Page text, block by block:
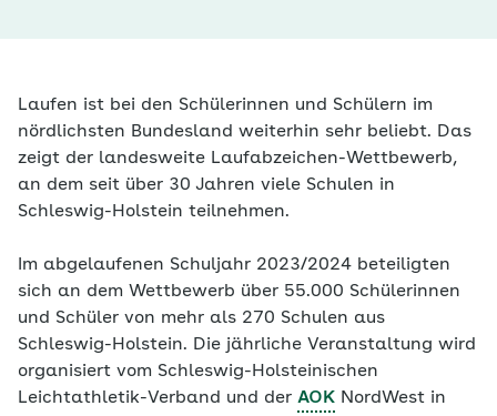
Laufen ist bei den Schülerinnen und Schülern im
nördlichsten Bundesland weiterhin sehr beliebt. Das
zeigt der landesweite Laufabzeichen-Wettbewerb,
an dem seit über 30 Jahren viele Schulen in
Schleswig-Holstein teilnehmen.
Im abgelaufenen Schuljahr 2023/2024 beteiligten
sich an dem Wettbewerb über 55.000 Schülerinnen
und Schüler von mehr als 270 Schulen aus
Schleswig-Holstein. Die jährliche Veranstaltung wird
organisiert vom Schleswig-Holsteinischen
Leichtathletik-Verband und der AOK NordWest in